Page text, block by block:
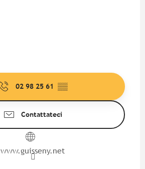
02 98 25 61 ▒▒
Contattateci
www.guisseny.net